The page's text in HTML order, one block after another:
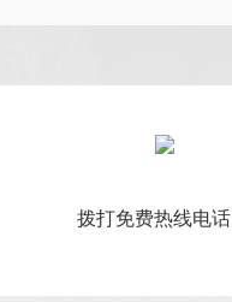
拨打免费热线电话